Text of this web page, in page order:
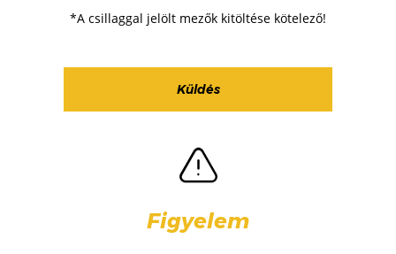
*A csillaggal jelölt mezők kitöltése kötelező!
Figyelem